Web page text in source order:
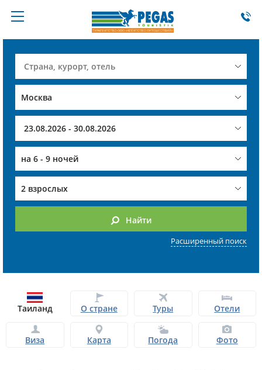
на 6 - 9 ночей
2 взрослых
Найти
Расширенный поиск
Таиланд О стране Туры Отели
Виза Карта Погода Фото